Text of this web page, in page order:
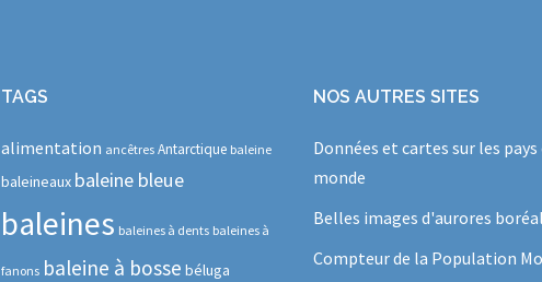
TAGS
alimentation ancêtres Antarctique baleine
baleineaux baleine bleue
baleines baleines à dents baleines à
fanons baleine à bosse béluga
NOS AUTRES SITES
Données et cartes sur les pays
monde
Belles images d'aurores
Compteur de la Population